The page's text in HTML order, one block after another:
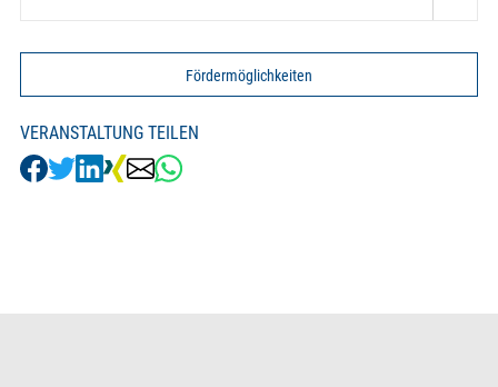
Fördermöglichkeiten
VERANSTALTUNG TEILEN